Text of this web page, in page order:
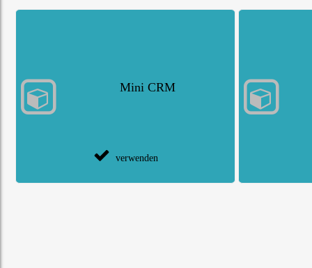
Mini CRM
verwenden